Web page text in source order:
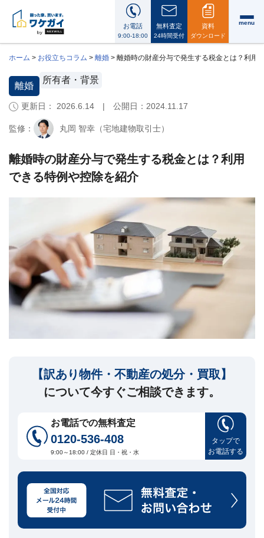
お電話
9:00-18:00
無料査定
24時間受付
資料
ダウンロード
menu
ワ
ケ
ガ
に
つ
い
会
代
表
メ
ッ
セ
ー
ジ
訳
り
買
売
に
つ
い
て
有
分・
空
き
家・
▾
ホーム > お役立ちコラム > 離婚 > 離婚時の財産分与で発生する税金とは？利用
離婚
所有者・背景
更新日： 2026.6.14 | 公開日： 2024.11.17
監修： 丸岡 智幸（宅地建物取引士）
離婚時の財産分与で発生する税金とは？利用
できる特例や控除を紹介
【訳あり物件・不動産の処分・買取】
について今すぐご相談できます。
お電話での無料査定
0120-536-408
9:00～18:00 / 定休日 日・祝・水
タップで
お電話する